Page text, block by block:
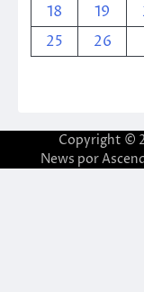
18
19
25
26
Copyright ©
News por